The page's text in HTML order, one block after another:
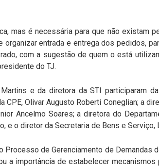
mas é necessária para que não existam
entrada e entrega dos pedidos,
com a sugestão de quem o está
do TJ.
e da diretora da STI participaram
CPE, Olivar Augusto Roberti Coneglian; a
Ancelmo Soares; a diretora do
e o diretor da Secretaria de Bens e Serviço,
Processo de Gerenciamento de Demandas
a importância de estabelecer